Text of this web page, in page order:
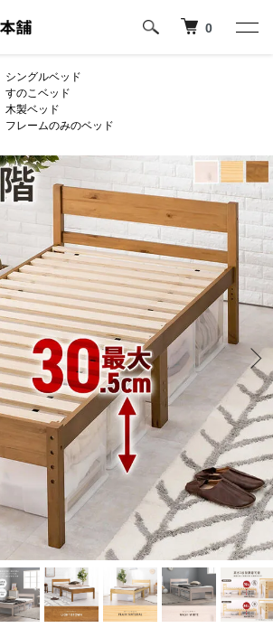
0
シングルベッド
すのこベッド
木製ベッド
フレームのみのベッド